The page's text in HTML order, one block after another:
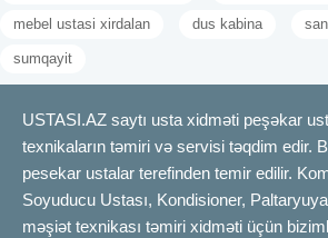
sallanması, kənarların açılması, işıq
yerləşdirilməməsi kimi hallar çox vaxt məhz
nəticəsidir. Bu problemlər isə əlavə xərc
Ona görə də əvvəldən düzgün usta
sərfəli olur.
Dartma tavan xidmətləri yalnız quraşdırma
Ölçü götürülməsi, planlama, material
yerlərinin müəyyən edilməsi və son
mebel ustasi xirdalan dus kabina
sumqayit
USTASI.AZ saytı usta xidməti peşəkar
texnikaların təmiri və servisi təqdim edir.
pesekar ustalar terefinden temir edilir.
Soyuducu Ustası, Kondisioner,
məşiət texnikası təmiri xidməti üçün